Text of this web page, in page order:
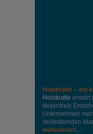
Holokratie – ein
Holokratie ersetzt
dezentrale
Unternehmen
verändernden
weiterlesen…